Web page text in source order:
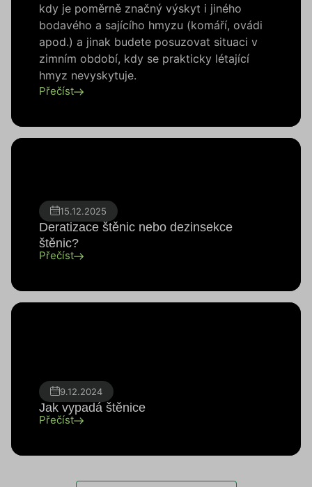
kdy je poměrně značný výskyt i jiného
bodavého a sajícího hmyzu (komáří, ovádi
apod.) a jinak budete posuzovat situaci v
zimním období, kdy se prakticky létající
hmyz nevyskytuje.
Přečíst
15.12.2025
Deratizace štěnic nebo dezinsekce
štěnic?
Přečíst
9.12.2024
Jak vypadá štěnice
Přečíst